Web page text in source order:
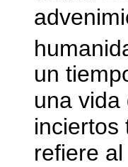
un
una
inciertos
refiere